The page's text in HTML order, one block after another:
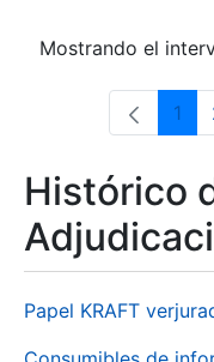
Mostrando el
1
Histórico
Papel KRAFT